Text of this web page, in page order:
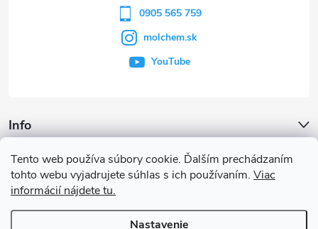
Tento web používa súbory cookie. Ďalším prechádzaním
tohto webu vyjadrujete súhlas s ich používaním. Viac
informácií nájdete tu.
Nastavenie
Info
Iné služby
0905 565 759
molchem.sk
YouTube